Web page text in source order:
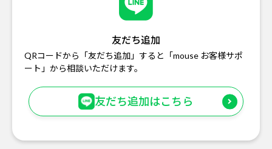
友だち追加
QRコードから「友だち追加」すると「mouse お客様サポ
ート」から相談いただけます。
友だち追加はこちら